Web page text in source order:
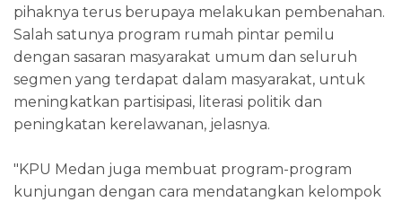
pihaknya terus berupaya melakukan pembenahan.
Salah satunya program rumah pintar pemilu
dengan sasaran masyarakat umum dan seluruh
segmen yang terdapat dalam masyarakat, untuk
meningkatkan partisipasi, literasi politik dan
peningkatan kerelawanan, jelasnya.
"KPU Medan juga membuat program-program
kunjungan dengan cara mendatangkan kelompok